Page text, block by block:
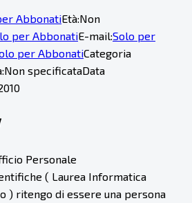
AbbonatiEtà:Non
per AbbonatiE-mail:Solo per
per AbbonatiCategoria
Non specificataData
Personale
( Laurea Informatica
) ritengo di essere una persona